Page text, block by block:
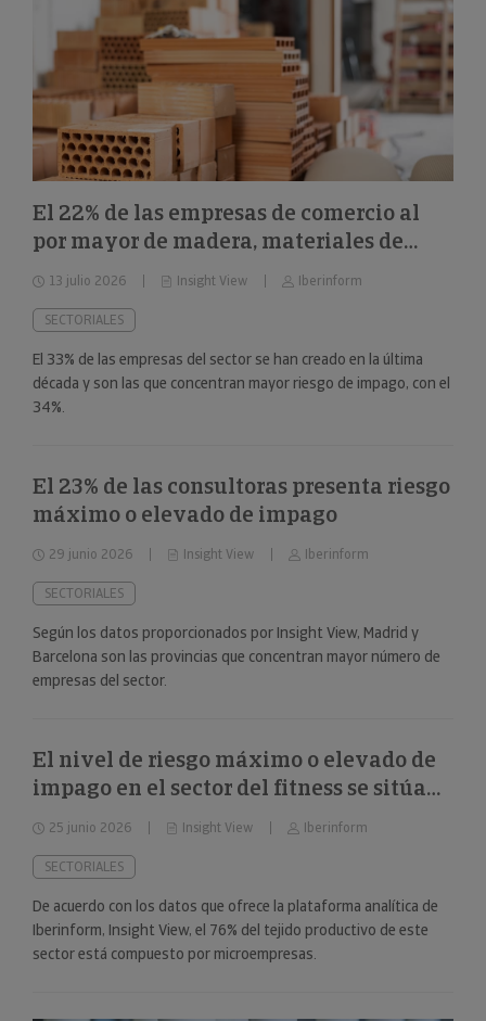
El 22% de las empresas de comercio al
por mayor de madera, materiales de
construcción y aparatos sanitarios están
en riesgo máximo o elevado de impago
13 julio 2026 Insight View Iberinform
SECTORIALES
El 33% de las empresas del sector se han creado en la última
década y son las que concentran mayor riesgo de impago, con el
34%.
El 23% de las consultoras presenta riesgo
máximo o elevado de impago
29 junio 2026 Insight View Iberinform
SECTORIALES
Según los datos proporcionados por Insight View, Madrid y
Barcelona son las provincias que concentran mayor número de
empresas del sector.
El nivel de riesgo máximo o elevado de
impago en el sector del fitness se sitúa
en el 34%
25 junio 2026 Insight View Iberinform
SECTORIALES
De acuerdo con los datos que ofrece la plataforma analítica de
Iberinform, Insight View, el 76% del tejido productivo de este
sector está compuesto por microempresas.